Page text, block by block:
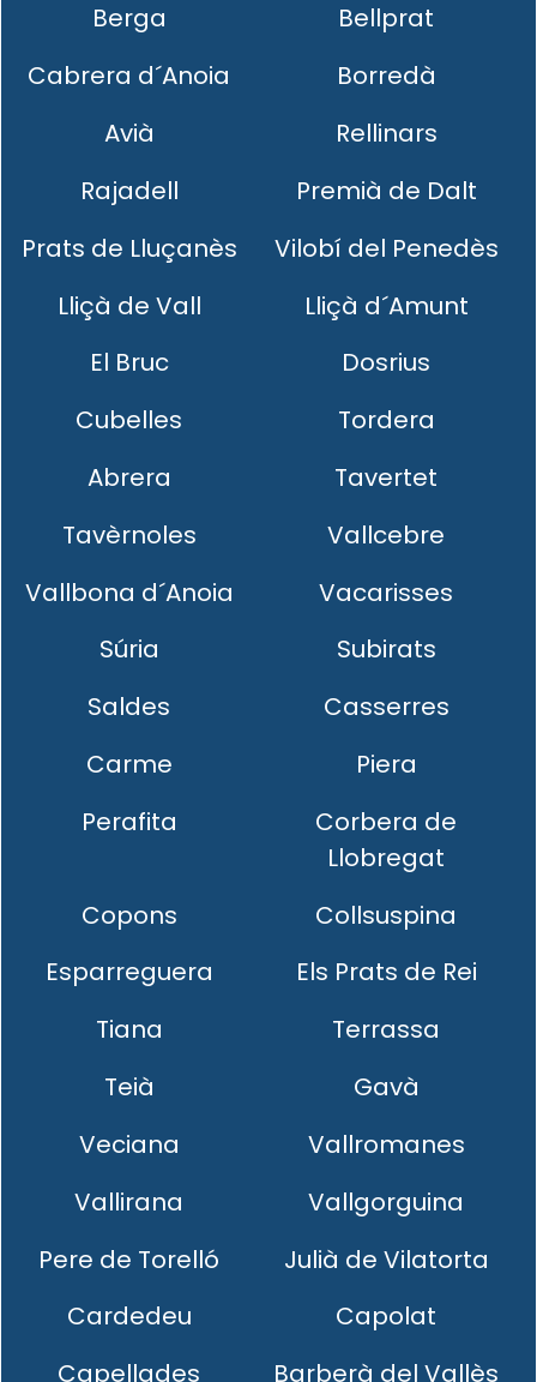
Berga
Bellprat
Cabrera d´Anoia
Borredà
Avià
Rellinars
Rajadell
Premià de Dalt
Prats de Lluçanès
Vilobí del Penedès
Lliçà de Vall
Lliçà d´Amunt
El Bruc
Dosrius
Cubelles
Tordera
Abrera
Tavertet
Tavèrnoles
Vallcebre
Vallbona d´Anoia
Vacarisses
Súria
Subirats
Saldes
Casserres
Carme
Piera
Perafita
Corbera de
Llobregat
Copons
Collsuspina
Esparreguera
Els Prats de Rei
Tiana
Terrassa
Teià
Gavà
Veciana
Vallromanes
Vallirana
Vallgorguina
Pere de Torelló
Julià de Vilatorta
Cardedeu
Capolat
Capellades
Barberà del Vallès